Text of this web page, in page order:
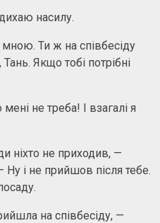
насилу.
Ти ж на співбесіду
Якщо тобі потрібні
не треба! І взагалі я
ніхто не приходив, —
і не прийшов після тебе.
на співбесіду, —